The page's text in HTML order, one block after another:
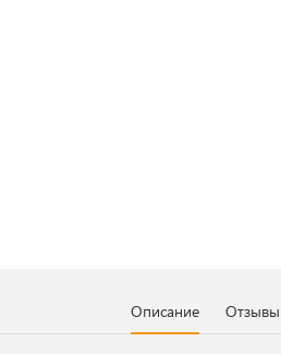
Описание Отзывы